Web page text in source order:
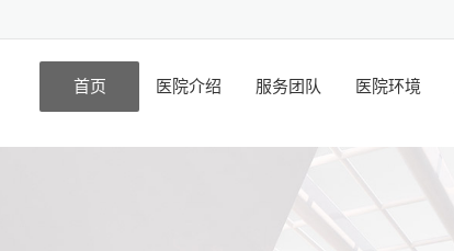
首页 医院介绍 服务团队 医院环境